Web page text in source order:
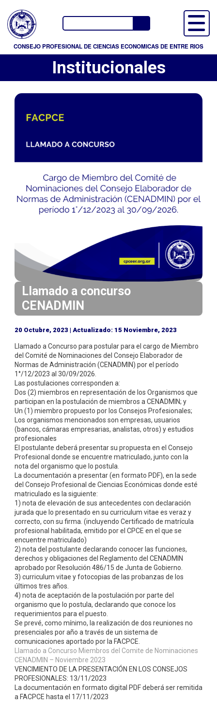
a
s
a
r
a
l
c
e
i
d
o
p
r
n
l
CONSEJO PROFESIONAL DE CIENCIAS ECONOMICAS DE ENTRE RIOS
Buscador
Institucionales
Llamado a concurso
CENADMIN
20 Octubre, 2023 | Actualizado: 15 Noviembre, 2023
Llamado a Concurso para postular para el cargo de Miembro
del Comité de Nominaciones del Consejo Elaborador de
Normas de Administración (CENADMIN) por el período
1°/12/2023 al 30/09/2026.
Las postulaciones corresponden a:
Dos (2) miembros en representación de los Organismos que
participan en la postulación de miembros a CENADMIN; y
Un (1) miembro propuesto por los Consejos Profesionales;
Los organismos mencionados son empresas, usuarios
(bancos, cámaras empresarias, analistas, otros) y estudios
profesionales
El postulante deberá presentar su propuesta en el Consejo
Profesional donde se encuentre matriculado, junto con la
nota del organismo que lo postula.
La documentación a presentar (en formato PDF), en la sede
del Consejo Profesional de Ciencias Económicas donde esté
matriculado es la siguiente:
1) nota de elevación de sus antecedentes con declaración
jurada que lo presentado en su curriculum vitae es veraz y
correcto, con su firma. (incluyendo Certificado de matrícula
profesional habilitada, emitido por el CPCE en el que se
encuentre matriculado)
2) nota del postulante declarando conocer las funciones,
derechos y obligaciones del Reglamento del CENADMIN
aprobado por Resolución 486/15 de Junta de Gobierno.
3) curriculum vitae y fotocopias de las probanzas de los
últimos tres años.
4) nota de aceptación de la postulación por parte del
organismo que lo postula, declarando que conoce los
requerimientos para el puesto.
Se prevé, como mínimo, la realización de dos reuniones no
presenciales por año a través de un sistema de
comunicaciones aportado por la FACPCE.
Llamado a Concurso Miembros del Comite de Nominaciones
CENADMIN – Noviembre 2023
VENCIMIENTO DE LA PRESENTACIÓN EN LOS CONSEJOS
PROFESIONALES: 13/11/2023
La documentación en formato digital PDF deberá ser remitida
a FACPCE hasta el 17/11/2023